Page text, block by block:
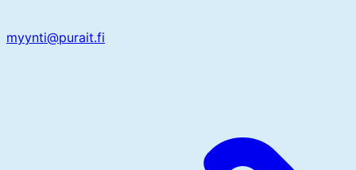
myynti@purait.fi